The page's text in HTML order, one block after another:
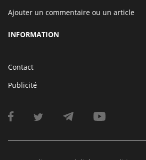
Ajouter un commentaire ou un article
INFORMATION
Contact
Publicité